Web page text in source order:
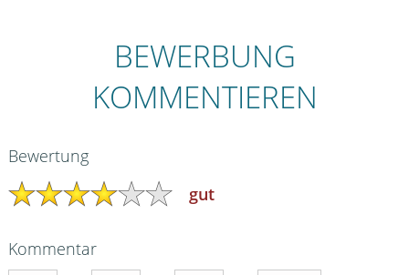
BEWERBUNG
KOMMENTIEREN
Bewertung
gut
Kommentar